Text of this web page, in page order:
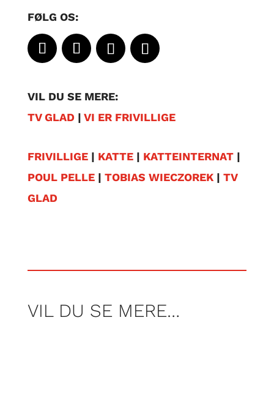
FØLG OS:
VIL DU SE MERE:
TV GLAD | VI ER FRIVILLIGE
FRIVILLIGE| KATTE| KATTEINTERNAT|
POUL PELLE| TOBIAS WIECZOREK| TV
GLAD
VIL DU SE MERE…